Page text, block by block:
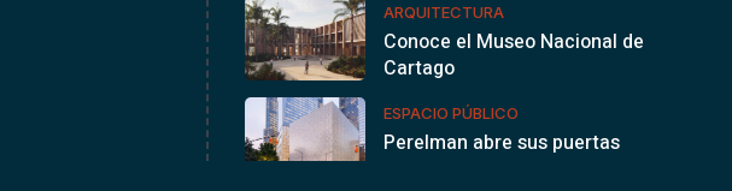
ARQUITECTURA
Conoce el Museo Nacional de
Cartago
ESPACIO PÚBLICO
Perelman abre sus puertas